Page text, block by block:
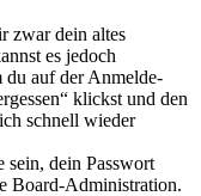
zwar dein altes
es jedoch
du auf der Anmelde-
klickst und den
schnell wieder
sein, dein Passwort
Board-Administration.